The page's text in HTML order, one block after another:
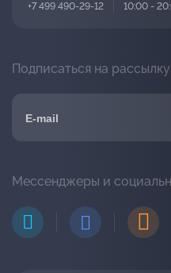
+7 499 490-29-12 10:00 -
Подписаться на рассылку
Мессенджеры и